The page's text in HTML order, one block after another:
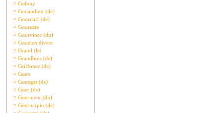
¤ Golouy
¤ Gouandour (de)
¤ Gourcuff (de)
¤ Gourezre
¤ Gourvinec (du)
¤ Gouzien divers
¤ Grand (le)
¤ Grandbois (de)
¤ Griffonez (de)
¤ Guen
¤ Guengat (de)
¤ Guer (de)
¤ Guermeur (du)
¤ Guernarpin (de)